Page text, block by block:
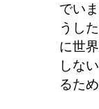
でい
うし
に世
しな
るた